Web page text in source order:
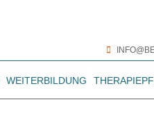
WEITERBILDUNG